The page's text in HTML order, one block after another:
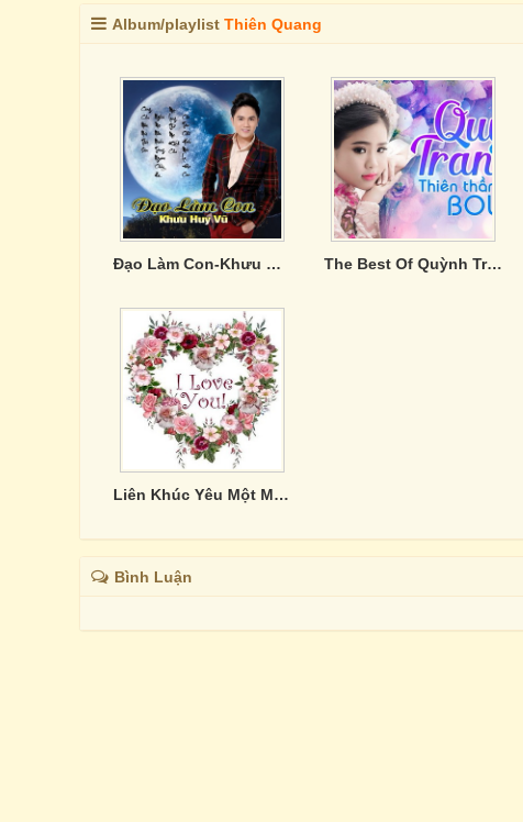
Album/playlist Thiên Quang
Đạo Làm Con-Khưu Huy Vũ The Best Of Quỳnh Trang
Liên Khúc Yêu Một Mình/ Giọt Lệ Đài Trang
Bình Luận